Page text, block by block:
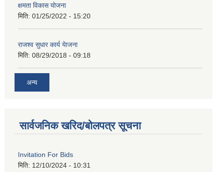
क्षमता विकास योजना
मिति: 01/25/2022 - 15:20
राजश्व सुधार कार्य येाजना
मिति: 08/29/2018 - 09:18
अन्य
सार्वजनिक खरिद/बोलपत्र सूचना
Invitation For Bids
मिति: 12/10/2024 - 10:31